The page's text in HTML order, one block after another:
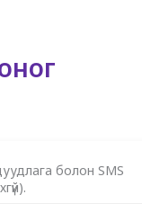
болон SMS